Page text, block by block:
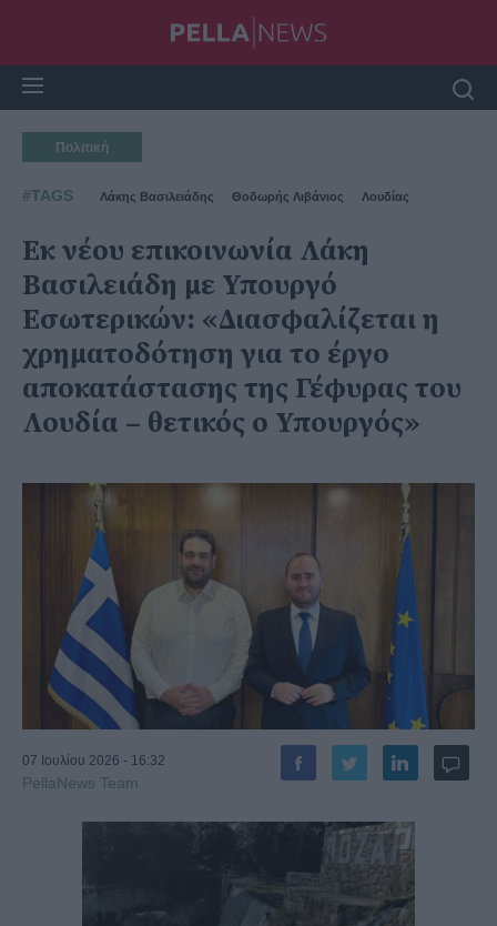
Πολιτική
#TAGS Λάκης Βασιλειάδης Θοδωρής Λιβάνιος Λουδίας
Εκ νέου επικοινωνία Λάκη
Βασιλειάδη με Υπουργό
Εσωτερικών: «Διασφαλίζεται η
χρηματοδότηση για το έργο
αποκατάστασης της Γέφυρας του
Λουδία – θετικός ο Υπουργός»
07 Ιουλίου 2026 - 16:32
PellaNews Team